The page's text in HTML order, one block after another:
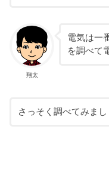
翔太
電気は一
を調べて
さっそく調べてみまし